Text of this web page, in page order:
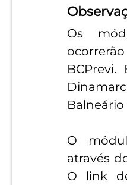
Os
BCPrevi.
Balneário
O
através
O link